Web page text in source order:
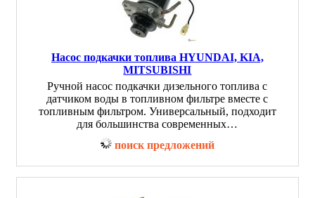
Насос подкачки топлива HYUNDAI, KIA,
MITSUBISHI
Ручной насос подкачки дизельного топлива с
датчиком воды в топливном фильтре вместе с
топливным фильтром. Универсальный, подходит
для большинства современных…
поиск предложений